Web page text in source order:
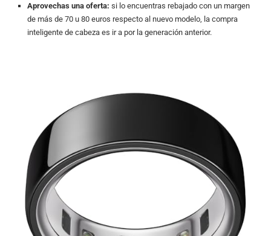
Aprovechas una oferta: si lo encuentras rebajado con un margen
de más de 70 u 80 euros respecto al nuevo modelo, la compra
inteligente de cabeza es ir a por la generación anterior.